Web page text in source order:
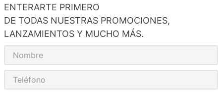
ENTERARTE PRIMERO
DE TODAS NUESTRAS PROMOCIONES,
LANZAMIENTOS Y MUCHO MÁS.